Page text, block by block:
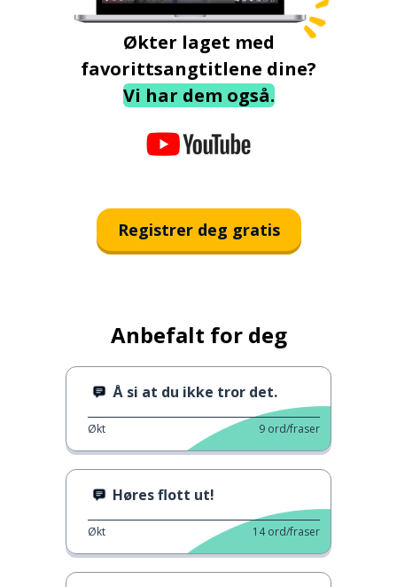
Økter laget med
favorittsangtitlene dine?
Vi har dem også.
Registrer deg gratis
Anbefalt for deg
Å si at du ikke tror det.
Økt 9 ord/fraser
Høres flott ut!
Økt 14 ord/fraser